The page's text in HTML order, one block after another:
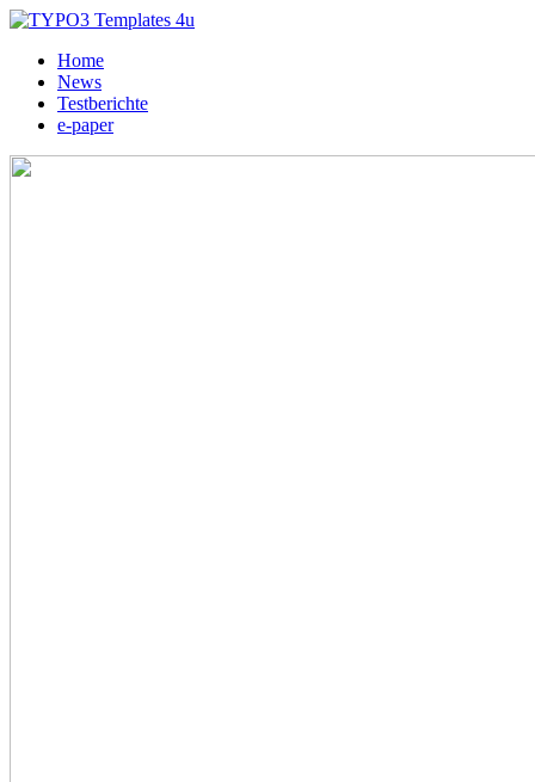
Home
News
Testberichte
e-paper